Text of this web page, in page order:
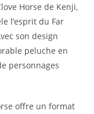
Horse de Kenji,
l’esprit du Far
son design
peluche en
personnages
offre un format